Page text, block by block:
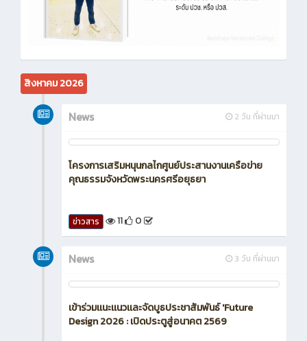
สิงหาคม 2026
2 วัน ที่ผ่านมา
News
โครงการเสริมหนุนกลไกศูนย์ประสานงานเครือข่าย
คุณธรรมจังหวัดพระนครศรีอยุธยา
ข่าวสาร 11 0
3 วัน ที่ผ่านมา
News
เข้าร่วมเเนะเเนวเเละจัดบูธประชาสัมพันธ์ 'Future
Design 2026 : เปิดประตูสู่อนาคต 2569